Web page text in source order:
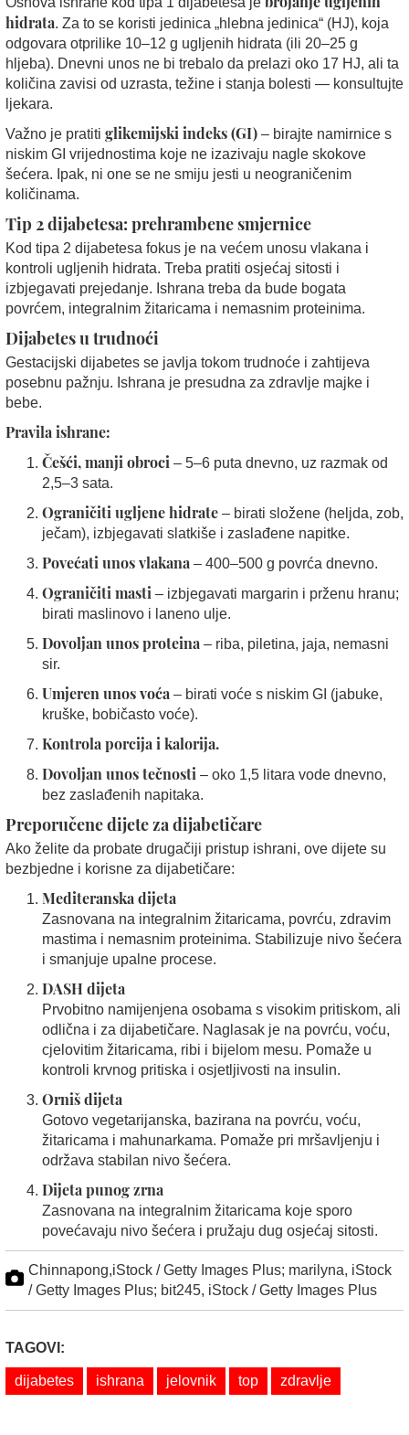
hidrata. Za to se koristi jedinica „hlebna jedinica“ (HJ), koja
odgovara otprilike 10–12 g ugljenih hidrata (ili 20–25 g
hljeba). Dnevni unos ne bi trebalo da prelazi oko 17 HJ, ali ta
količina zavisi od uzrasta, težine i stanja bolesti — konsultujte
ljekara.
Važno je pratiti glikemijski indeks (GI) – birajte namirnice s
niskim GI vrijednostima koje ne izazivaju nagle skokove
šećera. Ipak, ni one se ne smiju jesti u neograničenim
količinama.
Tip 2 dijabetesa: prehrambene smjernice
Kod tipa 2 dijabetesa fokus je na većem unosu vlakana i
kontroli ugljenih hidrata. Treba pratiti osjećaj sitosti i
izbjegavati prejedanje. Ishrana treba da bude bogata
povrćem, integralnim žitaricama i nemasnim proteinima.
Dijabetes u trudnoći
Gestacijski dijabetes se javlja tokom trudnoće i zahtijeva
posebnu pažnju. Ishrana je presudna za zdravlje majke i
bebe.
Pravila ishrane:
Češći, manji obroci – 5–6 puta dnevno, uz razmak od
2,5–3 sata.
Ograničiti ugljene hidrate – birati složene (heljda, zob,
ječam), izbjegavati slatkiše i zaslađene napitke.
Povećati unos vlakana – 400–500 g povrća dnevno.
Ograničiti masti – izbjegavati margarin i prženu hranu;
birati maslinovo i laneno ulje.
Dovoljan unos proteina – riba, piletina, jaja, nemasni
sir.
Umjeren unos voća – birati voće s niskim GI (jabuke,
kruške, bobičasto voće).
Kontrola porcija i kalorija.
Dovoljan unos tečnosti – oko 1,5 litara vode dnevno,
bez zaslađenih napitaka.
Preporučene dijete za dijabetičare
Ako želite da probate drugačiji pristup ishrani, ove dijete su
bezbjedne i korisne za dijabetičare:
Mediteranska dijeta
Zasnovana na integralnim žitaricama, povrću, zdravim
mastima i nemasnim proteinima. Stabilizuje nivo šećera
i smanjuje upalne procese.
DASH dijeta
Prvobitno namijenjena osobama s visokim pritiskom, ali
odlična i za dijabetičare. Naglasak je na povrću, voću,
cjelovitim žitaricama, ribi i bijelom mesu. Pomaže u
kontroli krvnog pritiska i osjetljivosti na insulin.
Orniš dijeta
Gotovo vegetarijanska, bazirana na povrću, voću,
žitaricama i mahunarkama. Pomaže pri mršavljenju i
održava stabilan nivo šećera.
Dijeta punog zrna
Zasnovana na integralnim žitaricama koje sporo
povećavaju nivo šećera i pružaju dug osjećaj sitosti.
Chinnapong,iStock / Getty Images Plus; marilyna, iStock
/ Getty Images Plus; bit245, iStock / Getty Images Plus
TAGOVI:
dijabetes ishrana jelovnik top zdravlje